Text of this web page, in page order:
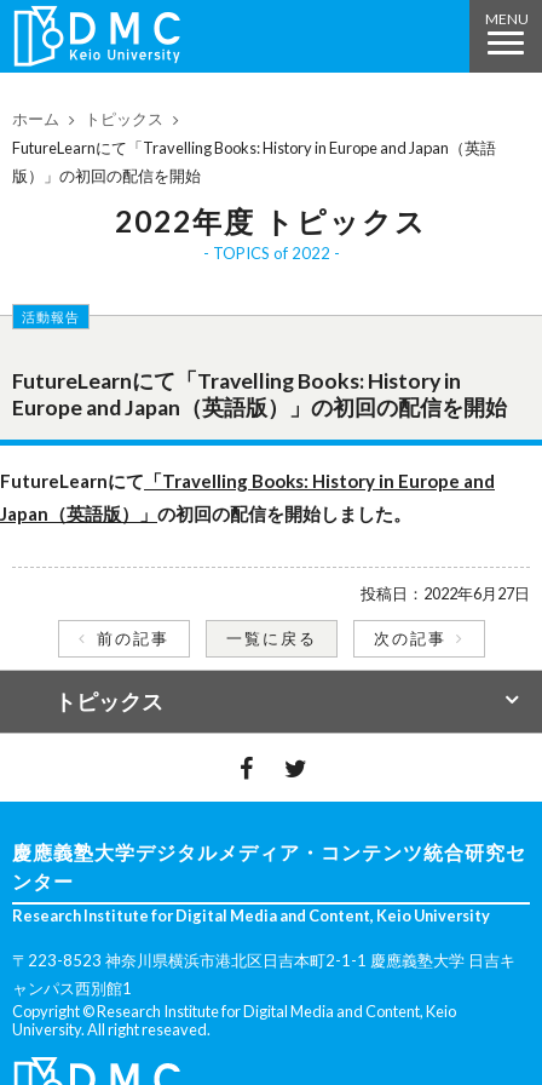
ホーム
トピックス
FutureLearnにて「Travelling Books: History in Europe and Japan（英語
版）」の初回の配信を開始
2022年度 トピックス
TOPICS of 2022
活動報告
FutureLearnにて「Travelling Books: History in
Europe and Japan（英語版）」の初回の配信を開始
FutureLearnにて 「Travelling Books: History in Europe and
Japan（英語版）」 の初回の配信を開始しました。
投稿日： 2022年6月27日
前の記事 一覧に戻る 次の記事
トピックス
慶應義塾大学デジタルメディア・コンテンツ統合研究セ
ンター
Research Institute for Digital Media and Content, Keio University
〒223-8523 神奈川県横浜市港北区日吉本町2-1-1 慶應義塾大学 日吉キ
ャンパス西別館1
Copyright © Research Institute for Digital Media and Content, Keio
University. All right reseaved.